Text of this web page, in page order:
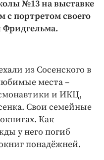
№13 на выставке
с портретом своего
Фридгельма.
из Сосенского в
места –
и ИКЦ,
Свои семейные
Как
у него погиб
понадёжней.